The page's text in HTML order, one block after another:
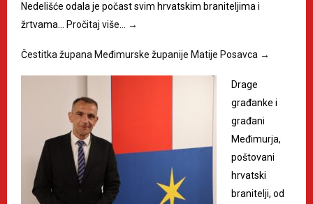
Nedelišće odala je počast svim hrvatskim braniteljima i
žrtvama…
Pročitaj više… →
Čestitka župana Međimurske županije Matije Posavca →
Drage
građanke i
građani
Međimurja,
poštovani
hrvatski
branitelji, od